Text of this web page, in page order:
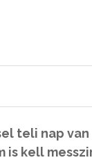
teli nap
kell